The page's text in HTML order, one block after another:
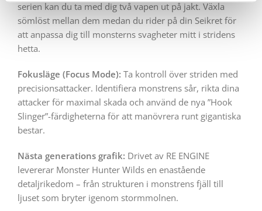
serien kan du ta med dig två vapen ut på jakt. Växla
sömlöst mellan dem medan du rider på din Seikret för
att anpassa dig till monsterns svagheter mitt i stridens
hetta.
Fokusläge (Focus Mode): Ta kontroll över striden med
precisionsattacker. Identifiera monstrens sår, rikta dina
attacker för maximal skada och använd de nya ”Hook
Slinger”-färdigheterna för att manövrera runt gigantiska
bestar.
Nästa generations grafik: Drivet av RE ENGINE
levererar Monster Hunter Wilds en enastående
detaljrikedom – från strukturen i monstrens fjäll till
ljuset som bryter igenom stormmolnen.